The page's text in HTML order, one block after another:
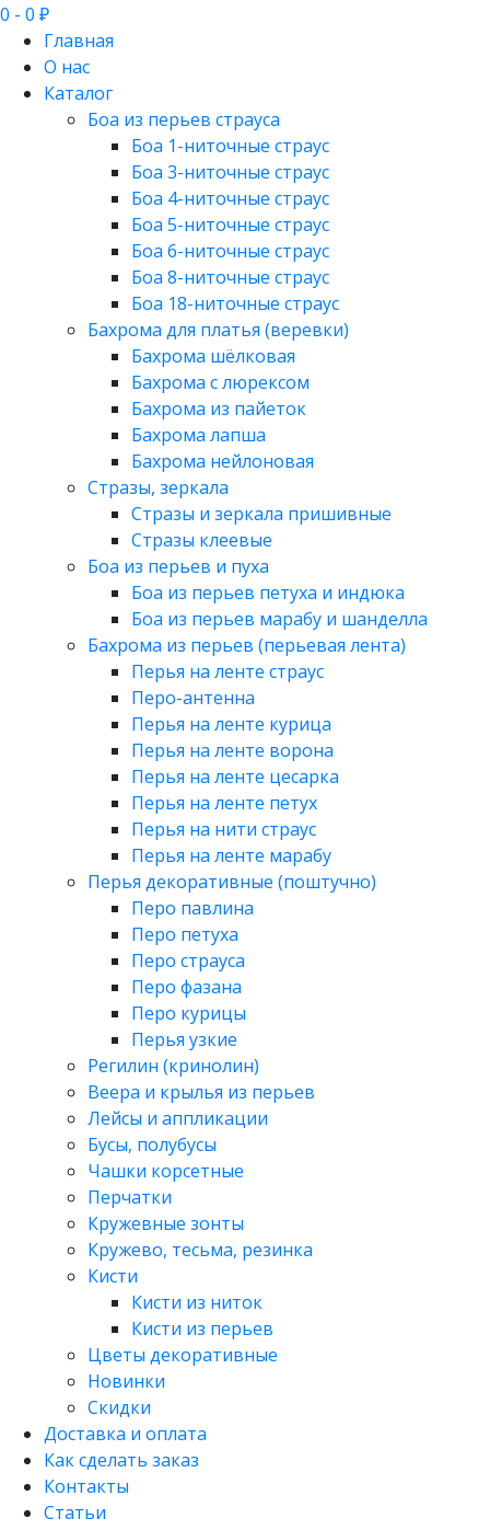
0 - 0 ₽
Главная
О нас
Каталог
Боа из перьев страуса
Боа 1-ниточные страус
Боа 3-ниточные страус
Боа 4-ниточные страус
Боа 5-ниточные страус
Боа 6-ниточные страус
Боа 8-ниточные страус
Боа 18-ниточные страус
Бахрома для платья (веревки)
Бахрома шёлковая
Бахрома с люрексом
Бахрома из пайеток
Бахрома лапша
Бахрома нейлоновая
Стразы, зеркала
Стразы и зеркала пришивные
Стразы клеевые
Боа из перьев и пуха
Боа из перьев петуха и индюка
Боа из перьев марабу и шанделла
Бахрома из перьев (перьевая лента)
Перья на ленте страус
Перо-антенна
Перья на ленте курица
Перья на ленте ворона
Перья на ленте цесарка
Перья на ленте петух
Перья на нити страус
Перья на ленте марабу
Перья декоративные (поштучно)
Перо павлина
Перо петуха
Перо страуса
Перо фазана
Перо курицы
Перья узкие
Регилин (кринолин)
Веера и крылья из перьев
Лейсы и аппликации
Бусы, полубусы
Чашки корсетные
Перчатки
Кружевные зонты
Кружево, тесьма, резинка
Кисти
Кисти из ниток
Кисти из перьев
Цветы декоративные
Новинки
Скидки
Доставка и оплата
Как сделать заказ
Контакты
Статьи